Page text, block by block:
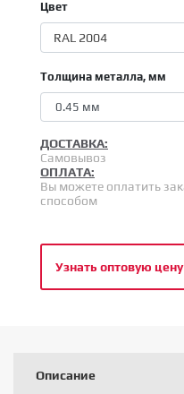
Цвет
RAL 2004
Толщина металла, мм
ДОСТАВКА:
Самовывоз
ОПЛАТА:
Вы можете оплатить
способом
Узнать оптовую цену
Описание